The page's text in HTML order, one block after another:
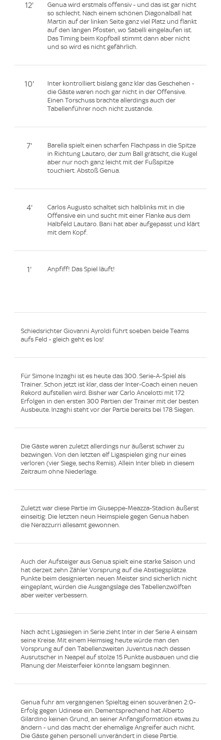
12'
Genua wird erstmals offensiv - und das ist gar nicht
so schlecht. Nach einem schönen Diagonalball hat
Martin auf der linken Seite ganz viel Platz und flankt
auf den langen Pfosten, wo Sabelli eingelaufen ist.
Das Timing beim Kopfball stimmt dann aber nicht
und so wird es nicht gefährlich.
10'
Inter kontrolliert bislang ganz klar das Geschehen -
die Gäste waren noch gar nicht in der Offensive.
Einen Torschuss brachte allerdings auch der
Tabellenführer noch nicht zustande.
7'
Barella spielt einen scharfen Flachpass in die Spitze
in Richtung Lautaro, der zum Ball grätscht, die Kugel
aber nur noch ganz leicht mit der Fußspitze
touchiert. Abstoß Genua.
4'
Carlos Augusto schaltet sich halblinks mit in die
Offensive ein und sucht mit einer Flanke aus dem
Halbfeld Lautaro. Bani hat aber aufgepasst und klärt
mit dem Kopf.
1' Anpfiff! Das Spiel läuft!
Schiedsrichter Giovanni Ayroldi führt soeben beide Teams
aufs Feld - gleich geht es los!
Für Simone Inzaghi ist es heute das 300. Serie-A-Spiel als
Trainer. Schon jetzt ist klar, dass der Inter-Coach einen neuen
Rekord aufstellen wird. Bisher war Carlo Ancelotti mit 172
Erfolgen in den ersten 300 Partien der Trainer mit der besten
Ausbeute. Inzaghi steht vor der Partie bereits bei 178 Siegen.
Die Gäste waren zuletzt allerdings nur äußerst schwer zu
bezwingen. Von den letzten elf Ligaspielen ging nur eines
verloren (vier Siege, sechs Remis). Allein Inter blieb in diesem
Zeitraum ohne Niederlage.
Zuletzt war diese Partie im Giuseppe-Meazza-Stadion äußerst
einseitig: Die letzten neun Heimspiele gegen Genua haben
die Nerazzurri allesamt gewonnen.
Auch der Aufsteiger aus Genua spielt eine starke Saison und
hat derzeit zehn Zähler Vorsprung auf die Abstiegsplätze.
Punkte beim designierten neuen Meister sind sicherlich nicht
eingeplant, würden die Ausgangslage des Tabellenzwölften
aber weiter verbessern.
Nach acht Ligasiegen in Serie zieht Inter in der Serie A einsam
seine Kreise. Mit einem Heimsieg heute würde man den
Vorsprung auf den Tabellenzweiten Juventus nach dessen
Ausrutscher in Neapel auf stolze 15 Punkte ausbauen und die
Planung der Meisterfeier könnte langsam beginnen.
Genua fuhr am vergangenen Spieltag einen souveränen 2:0-
Erfolg gegen Udinese ein. Dementsprechend hat Alberto
Gilardino keinen Grund, an seiner Anfangsformation etwas zu
ändern - und das macht der ehemalige Angreifer auch nicht.
Die Gäste gehen personell unverändert in diese Partie.